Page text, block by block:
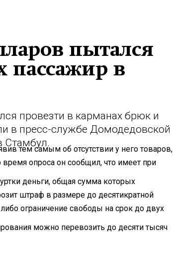
пытался
пассажир в
провезти в карманах брюк и
в пресс-службе Домодедовской
Стамбул.
тем самым об отсутствии у него товаров,
опроса он сообщил, что имеет при
деньги, общая сумма которых
штраф в размере до десятикратной
ограничение свободы на срок до двух
можно перевозить до десяти тысяч